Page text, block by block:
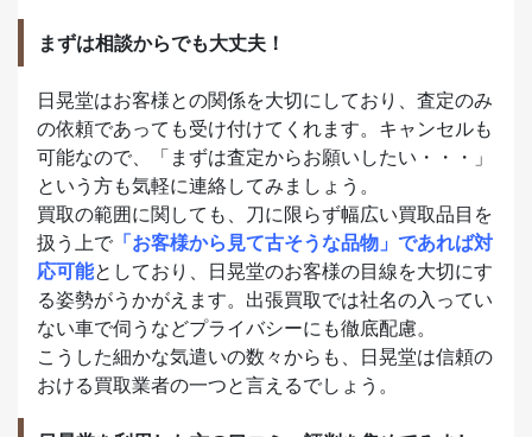
まずは相談からでも大丈夫！
日晃堂はお客様との関係を大切にしており、査定のみ
の依頼であっても受け付けてくれます。キャンセルも
可能なので、「まずは査定からお願いしたい・・・」
という方も気軽に連絡してみましょう。
買取の範囲に関しても、刀に限らず幅広い買取品目を
扱う上で 「お客様から見て古そうな品物」であれば対
応可能としており、日晃堂のお客様の目線を大切にす
る姿勢がうかがえます。出張買取では社名の入ってい
ない車で伺うなどプライバシーにも徹底配慮。
こうした細かな気遣いの数々からも、日晃堂は信頼の
おける買取業者の一つと言えるでしょう。